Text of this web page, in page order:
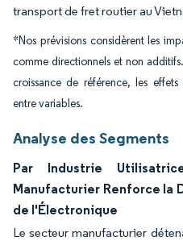
transport de fret routier au
*Nos prévisions considèrent les
comme directionnels et non
croissance de référence, les
entre variables.
Analyse des Segments
Par Industrie
Manufacturier Renforce la
de l'Électronique
Le secteur manufacturier